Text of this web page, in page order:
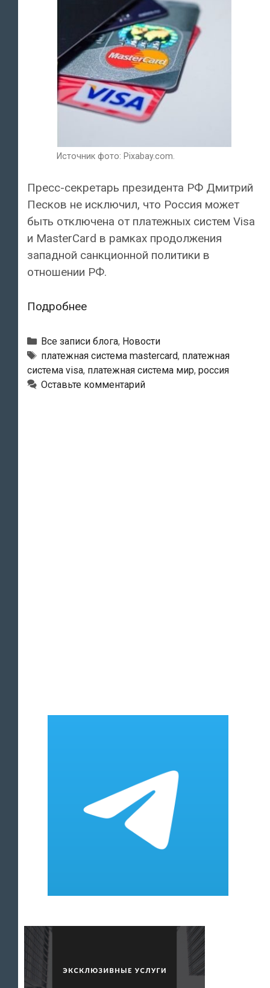
Источник фото: Pixabay.com.
Пресс-секретарь президента РФ Дмитрий
Песков не исключил, что Россия может
быть отключена от платежных систем Visa
и MasterCard в рамках продолжения
западной санкционной политики в
отношении РФ.
ПодробнееВ
не
исключили
возможности
отключения
Рубрики
Все записи блога, Новости
Тэги
платежная система mastercard, платежная
система visa, платежная система мир, россия
Оставьте комментарий